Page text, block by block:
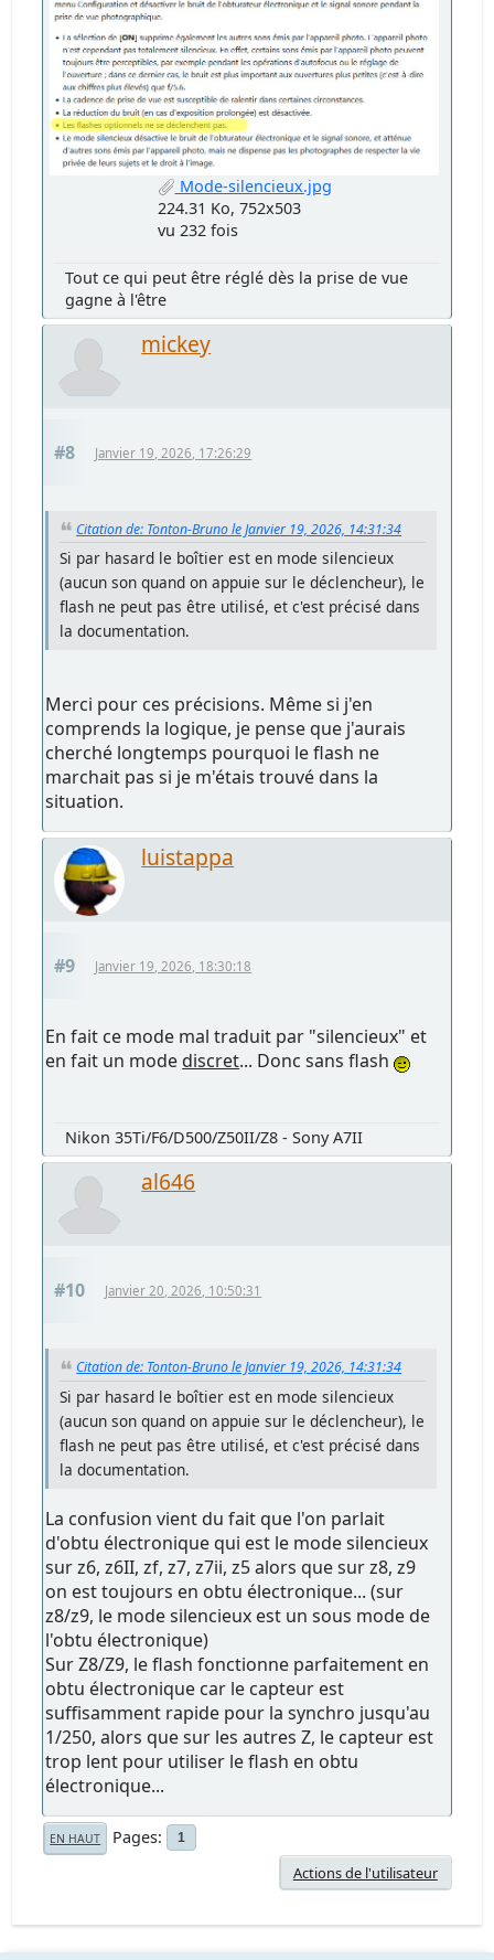
Mode-silencieux.jpg
224.31 Ko, 752x503
vu 232 fois
Tout ce qui peut être réglé dès la prise de vue
gagne à l'être
mickey
#8 Janvier 19, 2026, 17:26:29
Citation de: Tonton-Bruno le Janvier 19, 2026, 14:31:34
Si par hasard le boîtier est en mode silencieux
(aucun son quand on appuie sur le déclencheur), le
flash ne peut pas être utilisé, et c'est précisé dans
la documentation.
Merci pour ces précisions. Même si j'en
comprends la logique, je pense que j'aurais
cherché longtemps pourquoi le flash ne
marchait pas si je m'étais trouvé dans la
situation.
luistappa
#9 Janvier 19, 2026, 18:30:18
En fait ce mode mal traduit par "silencieux" et
en fait un mode discret... Donc sans flash
Nikon 35Ti/F6/D500/Z50II/Z8 - Sony A7II
al646
#10 Janvier 20, 2026, 10:50:31
Citation de: Tonton-Bruno le Janvier 19, 2026, 14:31:34
Si par hasard le boîtier est en mode silencieux
(aucun son quand on appuie sur le déclencheur), le
flash ne peut pas être utilisé, et c'est précisé dans
la documentation.
La confusion vient du fait que l'on parlait
d'obtu électronique qui est le mode silencieux
sur z6, z6II, zf, z7, z7ii, z5 alors que sur z8, z9
on est toujours en obtu électronique... (sur
z8/z9, le mode silencieux est un sous mode de
l'obtu électronique)
Sur Z8/Z9, le flash fonctionne parfaitement en
obtu électronique car le capteur est
suffisamment rapide pour la synchro jusqu'au
1/250, alors que sur les autres Z, le capteur est
trop lent pour utiliser le flash en obtu
électronique...
EN HAUT Pages 1
Actions de l'utilisateur